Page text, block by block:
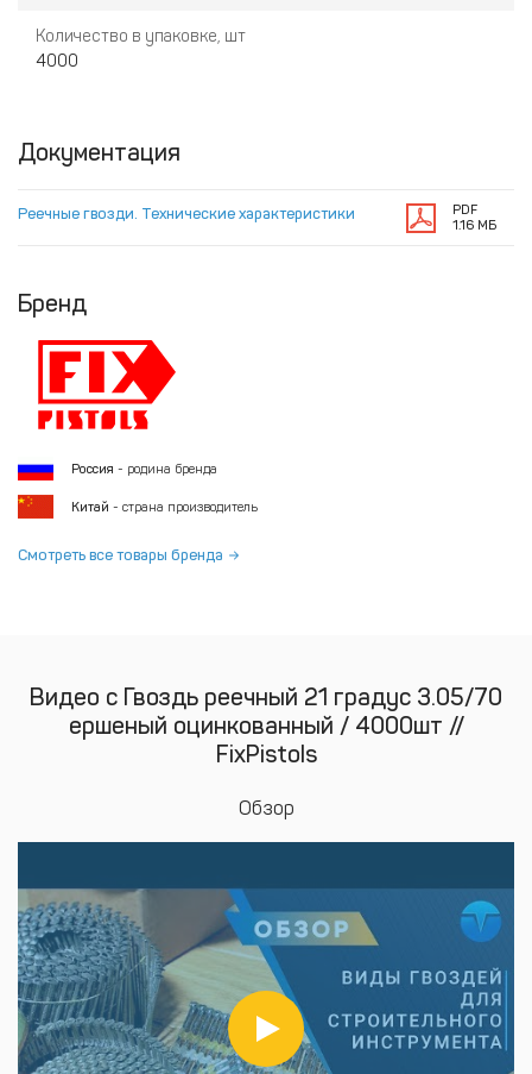
Количество в упаковке, шт
4000
Документация
Реечные гвозди. Технические характеристики
PDF
1.16 МБ
Бренд
Россия - родина бренда
Китай - страна производитель
Смотреть все товары бренда
Видео с Гвоздь реечный 21 градус 3.05/70
ершеный оцинкованный / 4000шт //
FixPistols
Обзор